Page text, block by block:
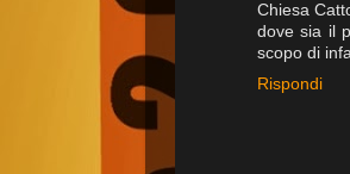
Chiesa
dove sia il
scopo di
Rispondi